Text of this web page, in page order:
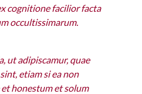
cognitione facilior facta
occultissimarum.
ut adipiscamur, quae
etiam si ea non
et honestum et solum